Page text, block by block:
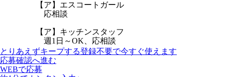
【ア】エスコートガール
応相談
【ア】キッチンスタッフ
週1日～OK、応相談
とりあえずキープする登録不要で今すぐ使えます
応募確認へ進む
WEBで応募